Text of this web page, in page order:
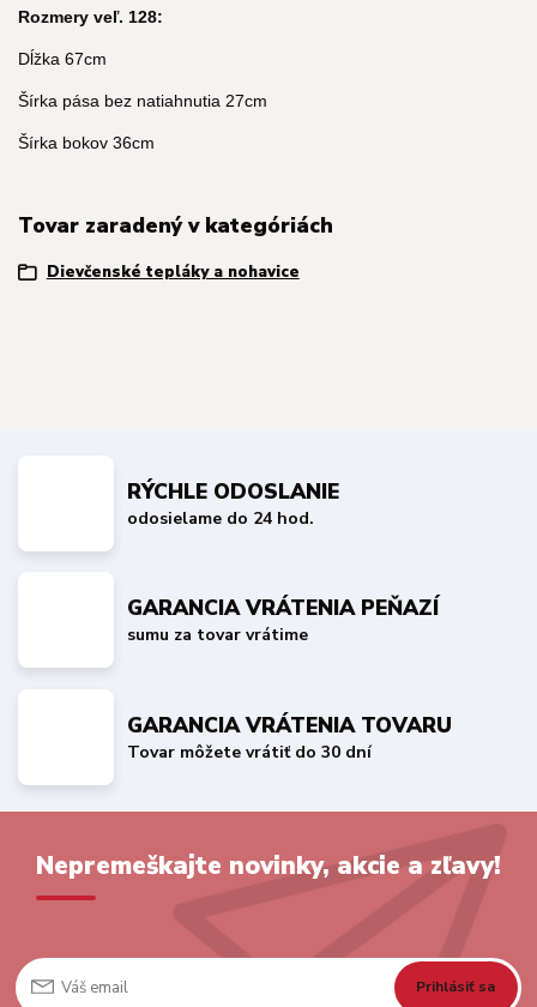
Rozmery veľ. 128:
Dĺžka 67cm
Šírka pása bez natiahnutia 27cm
Šírka bokov 36cm
Tovar zaradený v kategóriách
Dievčenské tepláky a nohavice
RÝCHLE ODOSLANIE
odosielame do 24 hod.
GARANCIA VRÁTENIA PEŇAZÍ
sumu za tovar vrátime
GARANCIA VRÁTENIA TOVARU
Tovar môžete vrátiť do 30 dní
Nepremeškajte novinky, akcie a zľavy!
Prihlásiť sa